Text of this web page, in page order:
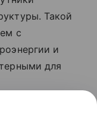
Такой
с
и
для
на